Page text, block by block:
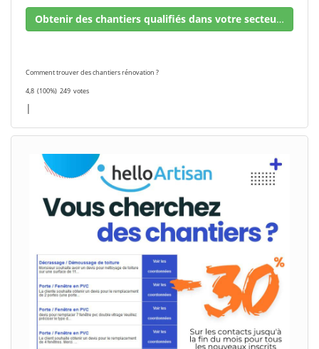
Obtenir des chantiers qualifiés dans votre secteur !
Comment trouver des chantiers rénovation ?
4,8 (100%) 249 votes
|